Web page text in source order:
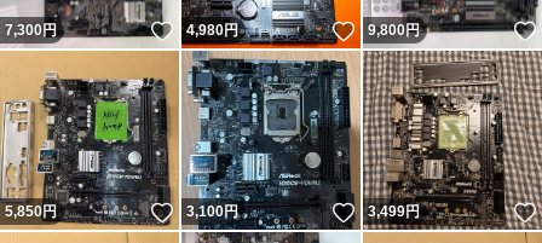
7,300円 いいね！
4,980円 いいね！
9,800円
5,850円 いいね！
3,100円 いいね！
3,499円